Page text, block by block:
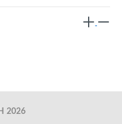
2026